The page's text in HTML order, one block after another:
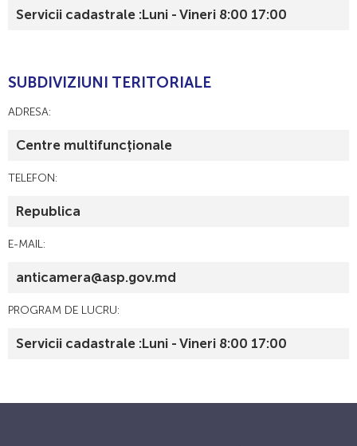
Servicii cadastrale :Luni - Vineri 8:00 17:00
SUBDIVIZIUNI TERITORIALE
ADRESA:
Centre multifuncționale
TELEFON:
Republica
E-MAIL:
anticamera@asp.gov.md
PROGRAM DE LUCRU:
Servicii cadastrale :Luni - Vineri 8:00 17:00